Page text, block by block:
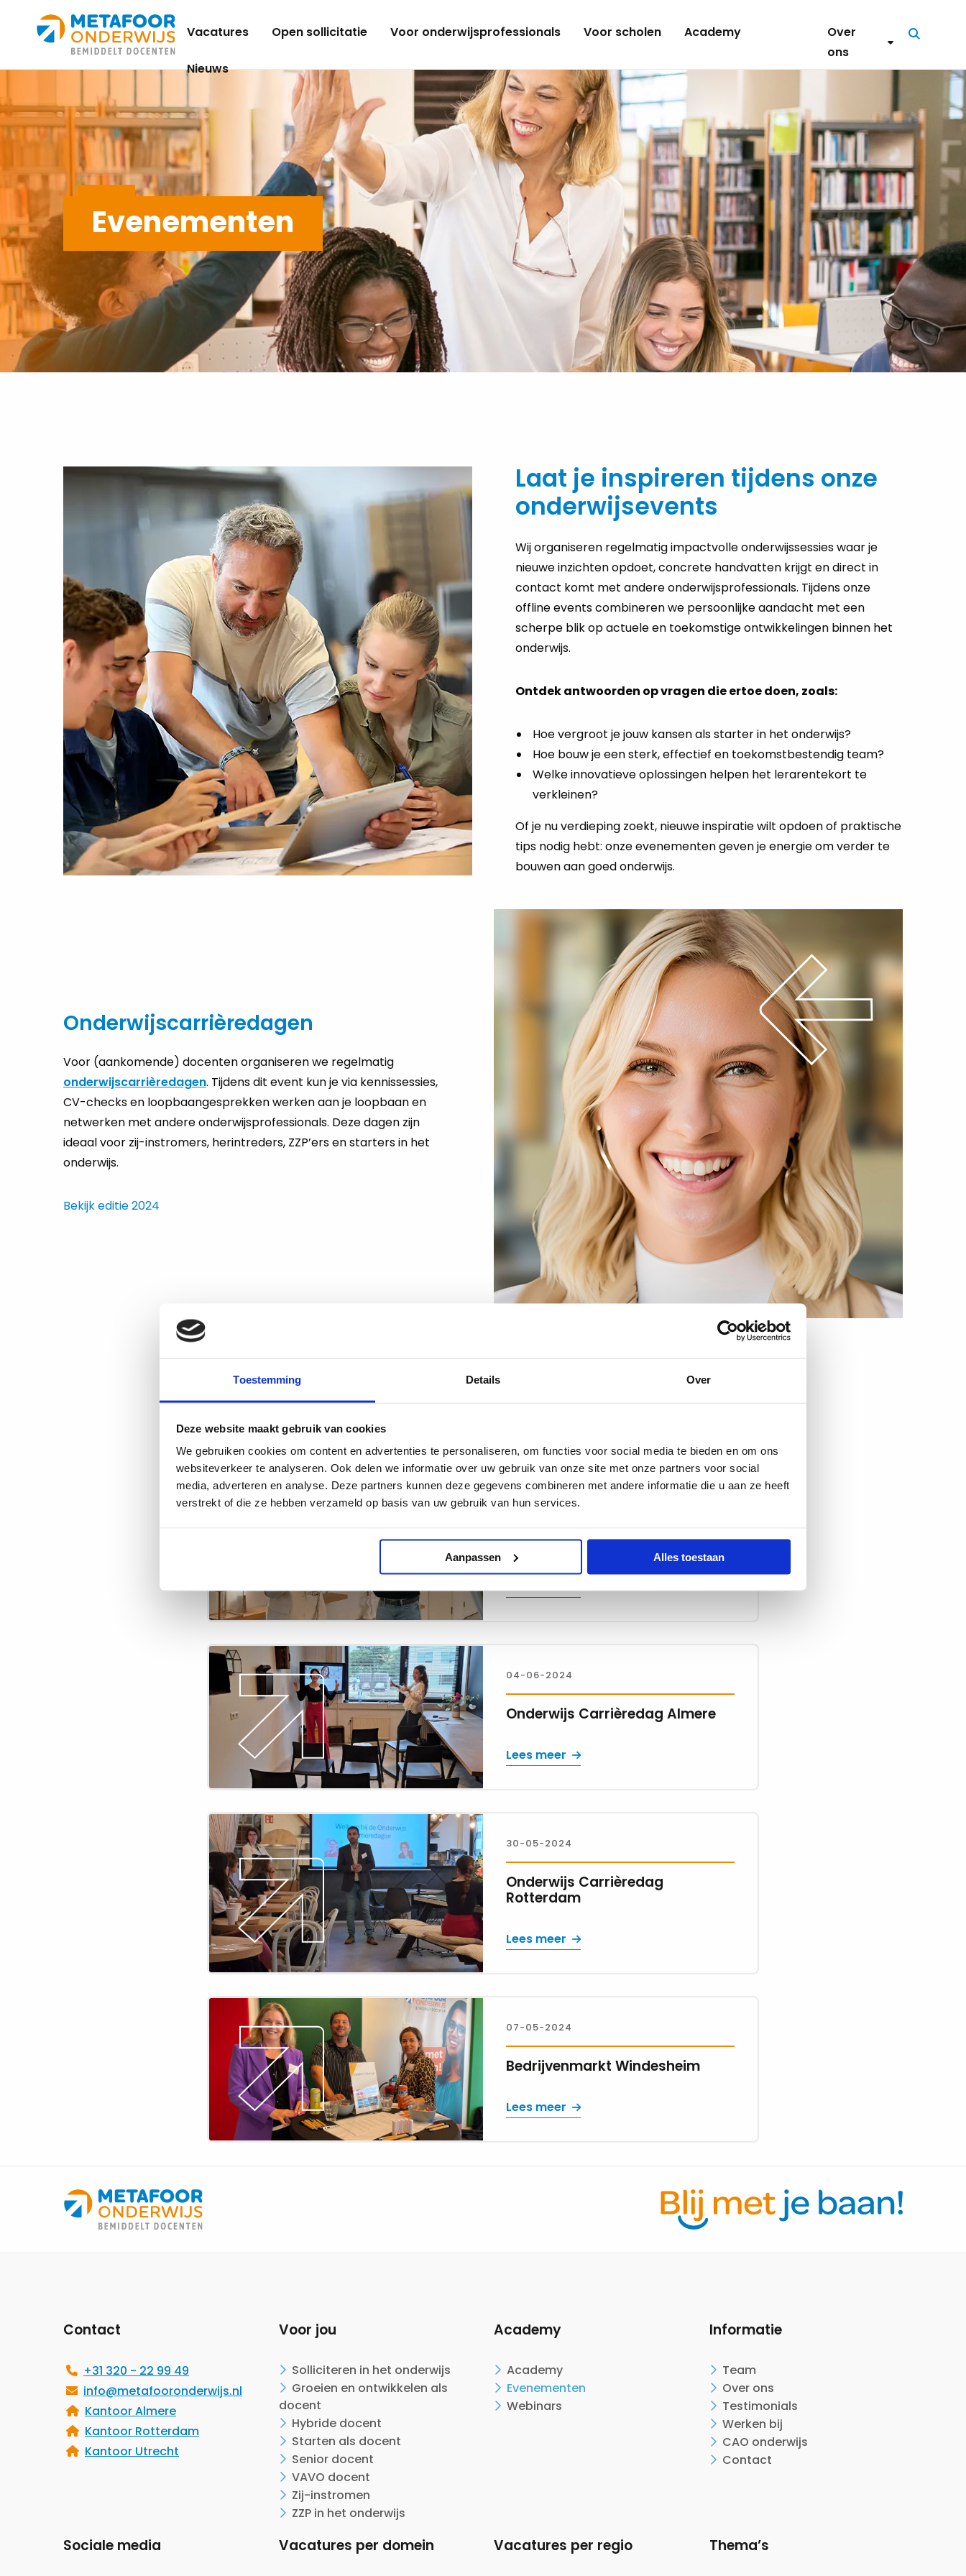
Toestemming Details Over
Deze website maakt gebruik van cookies
We gebruiken cookies om content en advertenties te personaliseren, om functies voor social media te bieden en om ons
websiteverkeer te analyseren. Ook delen we informatie over uw gebruik van onze site met onze partners voor social
media, adverteren en analyse. Deze partners kunnen deze gegevens combineren met andere informatie die u aan ze heeft
verstrekt of die ze hebben verzameld op basis van uw gebruik van hun services.
Aanpassen Alles toestaan
Metafoor
Onderwijs
Vacatures Open sollicitatie Voor onderwijsprofessionals Voor scholen Academy
Nieuws
Over
ons
Zoeken
Evenementen
Laat je inspireren tijdens onze
onderwijsevents
Wij organiseren regelmatig impactvolle onderwijssessies waar je
nieuwe inzichten opdoet, concrete handvatten krijgt en direct in
contact komt met andere onderwijsprofessionals. Tijdens onze
offline events combineren we persoonlijke aandacht met een
scherpe blik op actuele en toekomstige ontwikkelingen binnen het
onderwijs.
Ontdek antwoorden op vragen die ertoe doen, zoals:
Hoe vergroot je jouw kansen als starter in het onderwijs?
Hoe bouw je een sterk, effectief en toekomstbestendig team?
Welke innovatieve oplossingen helpen het lerarentekort te
verkleinen?
Of je nu verdieping zoekt, nieuwe inspiratie wilt opdoen of praktische
tips nodig hebt: onze evenementen geven je energie om verder te
bouwen aan goed onderwijs.
Onderwijscarrièredagen
Voor (aankomende) docenten organiseren we regelmatig
onderwijscarrièredagen. Tijdens dit event kun je via kennissessies,
CV-checks en loopbaangesprekken werken aan je loopbaan en
netwerken met andere onderwijsprofessionals. Deze dagen zijn
ideaal voor zij-instromers, herintreders, ZZP’ers en starters in het
onderwijs.
Bekijk editie 2024
Gemiste evenementen
12-06-2024
Onderwijs Carrièredag Utrecht
Lees meer
Lees
meer
04-06-2024
Onderwijs Carrièredag Almere
Lees meer
Lees
meer
over
Onderwijs
Carrièredag
Almere
30-05-2024
Onderwijs Carrièredag
Rotterdam
Lees meer
Lees
meer
over
Onderwijs
Carrièredag
Rotterdam
07-05-2024
Bedrijvenmarkt Windesheim
Lees meer
Lees
Bedrijvenmarkt
Windesheim
Contact
+31 320 - 22 99 49
info@metafooronderwijs.nl
Kantoor Almere
Kantoor Rotterdam
Kantoor Utrecht
Sociale media
Voor jou
Solliciteren in het onderwijs
Groeien en ontwikkelen als
docent
Hybride docent
Starten als docent
Senior docent
VAVO docent
Zij-instromen
ZZP in het onderwijs
Vacatures per domein
Academy
Academy
Evenementen
Webinars
Vacatures per regio
Informatie
Team
Over ons
Testimonials
Werken bij
CAO onderwijs
Contact
Thema’s